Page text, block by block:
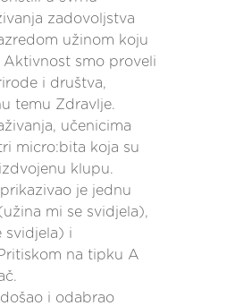
zadovoljstva
užinom koju
smo proveli
i društva,
temu Zdravlje.
učenicima
micro:bita koja su
klupu.
je jednu
mi se svidjela),
svidjela) i
na tipku A
i odabrao